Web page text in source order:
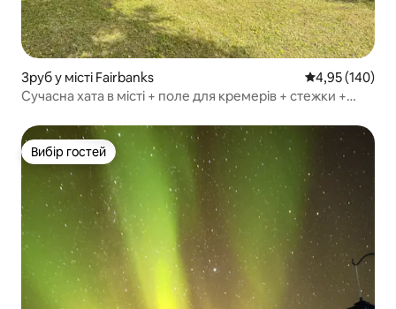
Зруб у місті Fairbanks Середня
4,95 (140)
Сучасна хата в місті + поле для кремерів + стежки +
Вибір гостей
Вибір гостей